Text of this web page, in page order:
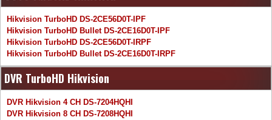
Hikvision TurboHD DS-2CE56D0T-IPF
Hikvision TurboHD Bullet DS-2CE16D0T-IPF
Hikvision TurboHD DS-2CE56D0T-IRPF
Hikvision TurboHD Bullet DS-2CE16D0T-IRPF
DVR TurboHD Hikvision
DVR Hikvision 4 CH DS-7204HQHI
DVR Hikvision 8 CH DS-7208HQHI